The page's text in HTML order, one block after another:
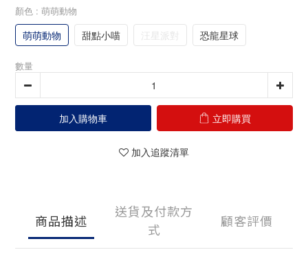
顏色 : 萌萌動物
萌萌動物 甜點小喵 汪星派對 恐龍星球
數量
加入購物車 立即購買
加入追蹤清單
商品描述
送貨及付款方
式
顧客評價